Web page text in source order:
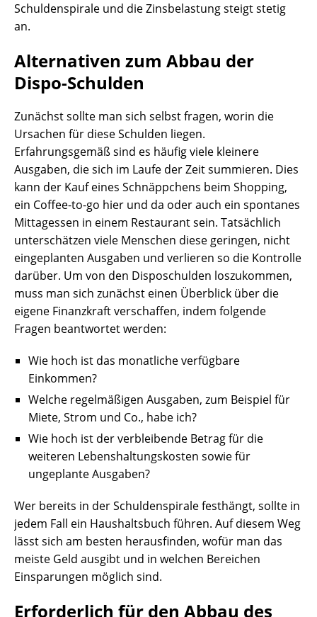
Schuldenspirale und die Zinsbelastung steigt stetig
an.
Alternativen zum Abbau der
Dispo-Schulden
Zunächst sollte man sich selbst fragen, worin die
Ursachen für diese Schulden liegen.
Erfahrungsgemäß sind es häufig viele kleinere
Ausgaben, die sich im Laufe der Zeit summieren. Dies
kann der Kauf eines Schnäppchens beim Shopping,
ein Coffee-to-go hier und da oder auch ein spontanes
Mittagessen in einem Restaurant sein. Tatsächlich
unterschätzen viele Menschen diese geringen, nicht
eingeplanten Ausgaben und verlieren so die Kontrolle
darüber. Um von den Disposchulden loszukommen,
muss man sich zunächst einen Überblick über die
eigene Finanzkraft verschaffen, indem folgende
Fragen beantwortet werden:
Wie hoch ist das monatliche verfügbare
Einkommen?
Welche regelmäßigen Ausgaben, zum Beispiel für
Miete, Strom und Co., habe ich?
Wie hoch ist der verbleibende Betrag für die
weiteren Lebenshaltungskosten sowie für
ungeplante Ausgaben?
Wer bereits in der Schuldenspirale festhängt, sollte in
jedem Fall ein Haushaltsbuch führen. Auf diesem Weg
lässt sich am besten herausfinden, wofür man das
meiste Geld ausgibt und in welchen Bereichen
Einsparungen möglich sind.
Erforderlich für den Abbau des